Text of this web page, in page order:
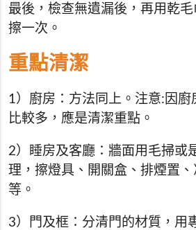
最後，檢查無遺漏後，再用乾
擦一次。
重點清潔
1）廚房：方法同上。注意:因廚
比較多，應是清潔重點。
2）睡房及客廳：牆面用毛掃或
理，擦燈具、開關盒、排煙置
等。
3）門及框：分清門的材質，用